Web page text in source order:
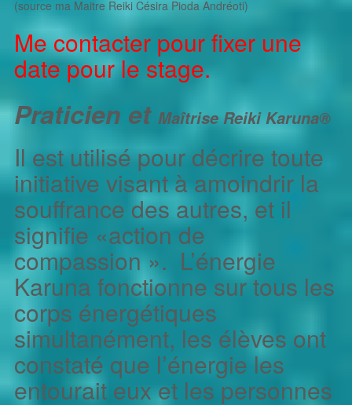
(source ma Maitre Reiki Césira Pioda Andréoti)
Me contacter pour fixer une
date pour le stage.
Praticien et Maîtrise Reiki Karuna®
Il est utilisé pour décrire toute
initiative visant à amoindrir la
souffrance des autres, et il
signifie «action de
compassion ». L’énergie
Karuna fonctionne sur tous les
corps énergétiques
simultanément, les élèves ont
constaté que l’énergie les
entourait eux et les personnes